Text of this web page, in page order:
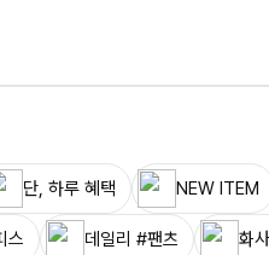
단, 하루 혜택 NEW ITEM
스 데일리 #팬츠 화